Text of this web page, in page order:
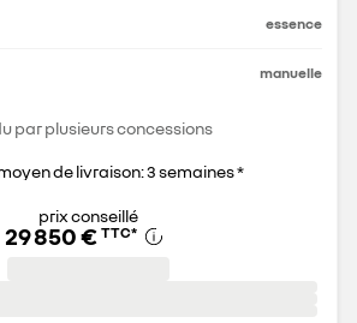
essence
manuelle
par plusieurs concessions
de livraison: 3 semaines *
prix conseillé
29 850 € TTC*